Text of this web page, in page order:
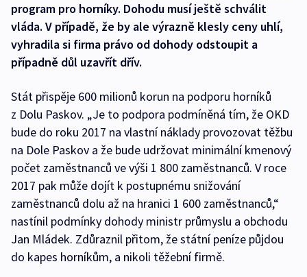
program pro horníky. Dohodu musí ještě schválit
vláda. V případě, že by ale výrazně klesly ceny uhlí,
vyhradila si firma právo od dohody odstoupit a
případně důl uzavřít dřív.
Stát přispěje 600 milionů korun na podporu horníků
z Dolu Paskov. „Je to podpora podmíněná tím, že OKD
bude do roku 2017 na vlastní náklady provozovat těžbu
na Dole Paskov a že bude udržovat minimální kmenový
počet zaměstnanců ve výši 1 800 zaměstnanců. V roce
2017 pak může dojít k postupnému snižování
zaměstnanců dolu až na hranici 1 600 zaměstnanců,“
nastínil podmínky dohody ministr průmyslu a obchodu
Jan Mládek. Zdůraznil přitom, že státní peníze půjdou
do kapes horníkům, a nikoli těžební firmě.